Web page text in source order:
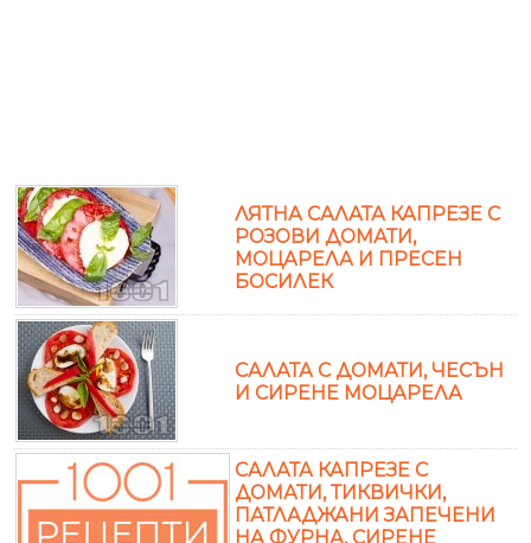
ЛЯТНА САЛАТА КАПРЕЗЕ С
РОЗОВИ ДОМАТИ,
МОЦАРЕЛА И ПРЕСЕН
БОСИЛЕК
САЛАТА С ДОМАТИ, ЧЕСЪН
И СИРЕНЕ МОЦАРЕЛА
САЛАТА КАПРЕЗЕ С
ДОМАТИ, ТИКВИЧКИ,
ПАТЛАДЖАНИ ЗАПЕЧЕНИ
НА ФУРНА, СИРЕНЕ